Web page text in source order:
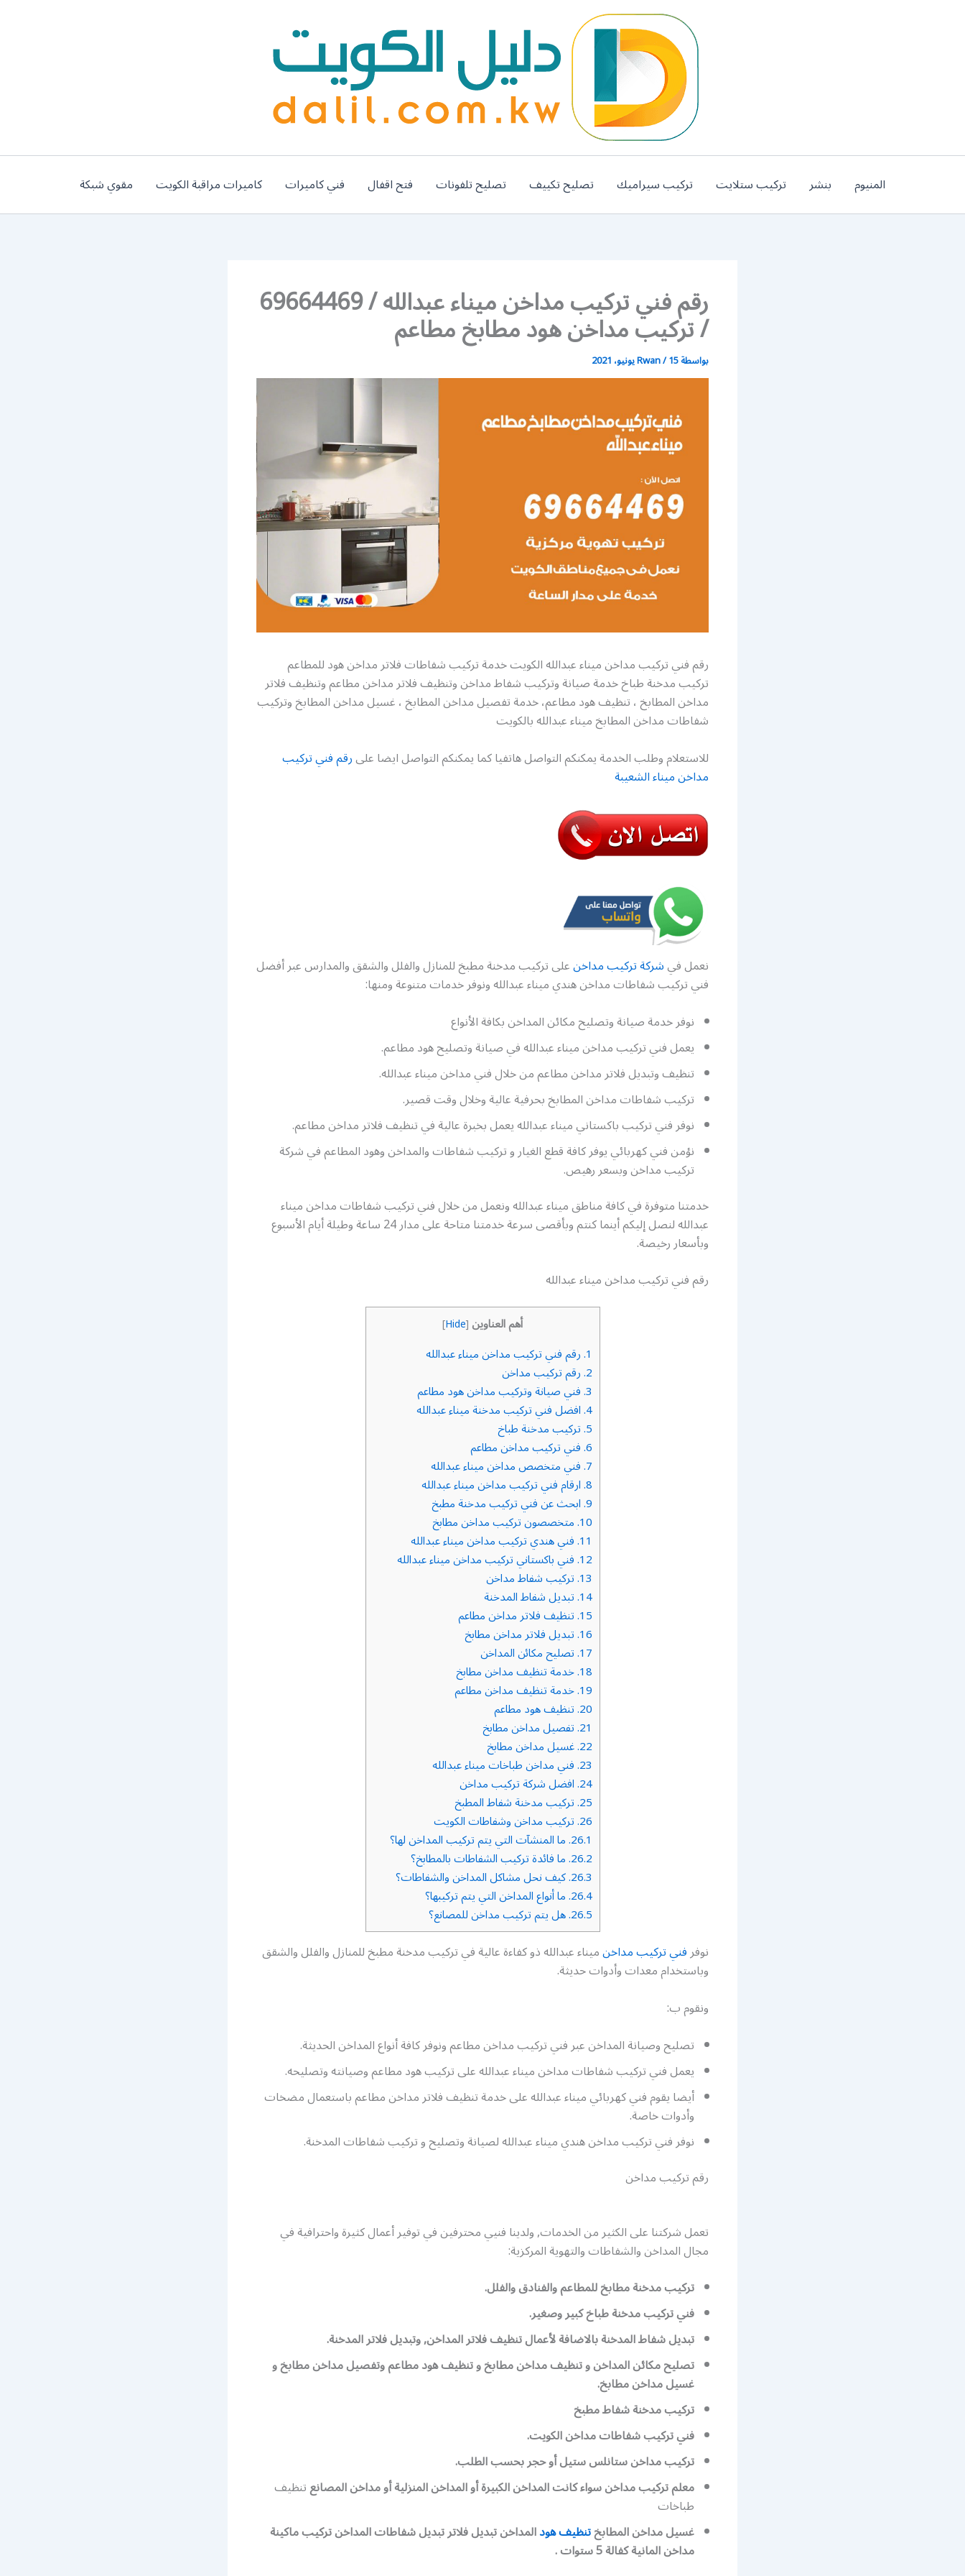
المنيوم بنشر تركيب ستلايت تركيب سيراميك تصليح تكييف تصليح تلفونات فتح اقفال فني كاميرات كاميرات مراقبة الكويت مقوي شبكة
رقم فني تركيب مداخن ميناء عبدالله / 69664469
/ تركيب مداخن هود مطابخ مطاعم
بواسطة Rwan/15 يونيو، 2021
رقم فني تركيب مداخن ميناء عبدالله الكويت خدمة تركيب شفاطات فلاتر مداخن هود للمطاعم
تركيب مدخنة طباخ خدمة صيانة وتركيب شفاط مداخن وتنظيف فلاتر مداخن مطاعم وتنظيف فلاتر
مداخن المطابخ ، تنظيف هود مطاعم، خدمة تفصيل مداخن المطابخ ، غسيل مداخن المطابخ وتركيب
شفاطات مداخن المطابخ ميناء عبدالله بالكويت
للاستعلام وطلب الخدمة يمكنكم التواصل هاتفيا كما يمكنكم التواصل ايضا علىرقم فني تركيب
مداخن ميناء الشعيبة
نعمل فيشركة تركيب مداخنعلى تركيب مدخنة مطبخ للمنازل والفلل والشقق والمدارس عبر أفضل
فني تركيب شفاطات مداخن هندي ميناء عبدالله ونوفر خدمات متنوعة ومنها:
نوفر خدمة صيانة وتصليح مكائن المداخن بكافة الأنواع
يعمل فني تركيب مداخن ميناء عبدالله في صيانة وتصليح هود مطاعم.
تنظيف وتبديل فلاتر مداخن مطاعم من خلال فني مداخن ميناء عبدالله.
تركيب شفاطات مداخن المطابخ بحرفية عالية وخلال وقت قصير.
نوفر فني تركيب باكستاني ميناء عبدالله يعمل بخبرة عالية في تنظيف فلاتر مداخن مطاعم.
نؤمن فني كهربائي يوفر كافة قطع الغيار و تركيب شفاطات والمداخن وهود المطاعم في شركة
تركيب مداخن وبسعر رهيص.
خدمتنا متوفرة في كافة مناطق ميناء عبدالله ونعمل من خلال فني تركيب شفاطات مداخن ميناء
عبدالله لنصل إليكم أينما كنتم وبأقصى سرعة خدمتنا متاحة على مدار 24 ساعة وطيلة أيام الأسبوع
وبأسعار رخيصة.
رقم فني تركيب مداخن ميناء عبدالله
أهم العناوين [
Hide
]
1. رقم فني تركيب مداخن ميناء عبدالله
2. رقم تركيب مداخن
3. فني صيانة وتركيب مداخن هود مطاعم
4. افضل فني تركيب مدخنة ميناء عبدالله
5. تركيب مدخنة طباخ
6. فني تركيب مداخن مطاعم
7. فني متخصص مداخن ميناء عبدالله
8. ارقام فني تركيب مداخن ميناء عبدالله
9. ابحث عن فني تركيب مدخنة مطبخ
10. متخصصون تركيب مداخن مطابخ
11. فني هندي تركيب مداخن ميناء عبدالله
12. فني باكستاني تركيب مداخن ميناء عبدالله
13. تركيب شفاط مداخن
14. تبديل شفاط المدخنة
15. تنظيف فلاتر مداخن مطاعم
16. تبديل فلاتر مداخن مطابخ
17. تصليح مكائن المداخن
18. خدمة تنظيف مداخن مطابخ
19. خدمة تنظيف مداخن مطاعم
20. تنظيف هود مطاعم
21. تفصيل مداخن مطابخ
22. غسيل مداخن مطابخ
23. فني مداخن طباخات ميناء عبدالله
24. افضل شركة تركيب مداخن
25. تركيب مدخنة شفاط المطبخ
26. تركيب مداخن وشفاطات الكويت
26.1. ما المنشآت التي يتم تركيب المداخن لها؟
26.2. ما فائدة تركيب الشفاطات بالمطابخ؟
26.3. كيف نحل مشاكل المداخن والشفاطات؟
26.4. ما أنواع المداخن التي يتم تركيبها؟
26.5. هل يتم تركيب مداخن للمصانع؟
نوفرفني تركيب مداخنميناء عبدالله ذو كفاءة عالية في تركيب مدخنة مطبخ للمنازل والفلل والشقق
وباستخدام معدات وأدوات حديثة.
ونقوم ب:
تصليح وصيانة المداخن عبر فني تركيب مداخن مطاعم ونوفر كافة أنواع المداخن الحديثة.
يعمل فني تركيب شفاطات مداخن ميناء عبدالله على تركيب هود مطاعم وصيانته وتصليحه.
أيضا يقوم فني كهربائي ميناء عبدالله على خدمة تنظيف فلاتر مداخن مطاعم باستعمال مضخات
وأدوات خاصة.
نوفر فني تركيب مداخن هندي ميناء عبدالله لصيانة وتصليح و تركيب شفاطات المدخنة.
رقم تركيب مداخن
تعمل شركتنا على الكثير من الخدمات, ولدينا فنيي محترفين في توفير أعمال كثيرة واحترافية في
مجال المداخن والشفاطات والتهوية المركزية:
تركيب مدخنة مطابخ للمطاعم والفنادق والفلل.
فني تركيب مدخنة طباخ كبير وصغير.
تبديل شفاط المدخنة بالاضافة لأعمال تنظيف فلاتر المداخن, وتبديل فلاتر المدخنة.
تصليح مكائن المداخن و تنظيف مداخن مطابخ و تنظيف هود مطاعم وتفصيل مداخن مطابخ و
غسيل مداخن مطابخ.
تركيب مدخنة شفاط مطبخ
فني تركيب شفاطات مداخن الكويت.
تركيب مداخن ستانلس ستيل أو حجر بحسب الطلب.
معلم تركيب مداخن سواء كانت المداخن الكبيرة أو المداخن المنزلية أو مداخن المصانعتنظيف
طباخات
غسيل مداخن المطابختنظيف هودالمداخن تبديل فلاتر تبديل شفاطات المداخن تركيب ماكينة
مداخن المانية كفالة 5 ستوات .